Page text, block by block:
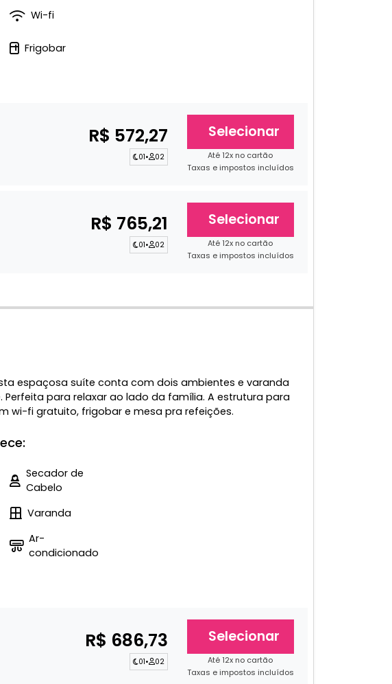
Wi-fi
Frigobar
R$ 572,27
01• 02
Selecionar
Até 12x no cartão
Taxas e impostos incluídos
R$ 765,21
01• 02
Selecionar
Até 12x no cartão
Taxas e impostos incluídos
espaçosa suíte conta com dois ambientes e varanda
para relaxar ao lado da família. A estrutura para
wi-fi gratuito, frigobar e mesa pra refeições.
Secador de
Cabelo
Varanda
Ar-
condicionado
R$ 686,73
01• 02
Selecionar
Até 12x no cartão
Taxas e impostos incluídos